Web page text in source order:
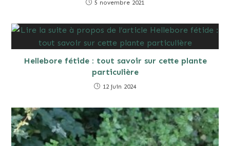
5 novembre 2021
Hellebore fétide : tout savoir sur cette plante
particulière
12 juin 2024